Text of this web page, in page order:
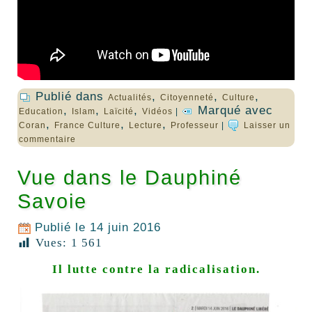
Publié dans Actualités, Citoyenneté , Culture ,
Education , Islam, Laïcité , Vidéos Marqué avec
Coran , France Culture , Lecture , Professeur
Laisser un
commentaire
Vue dans le Dauphiné
Savoie
Publié le 14 juin 2016
Vues: 1 561
Il lutte contre la radicalisation.